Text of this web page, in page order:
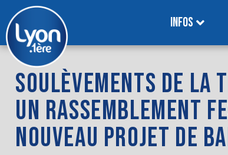
INFOS
SOULÈVEMENTS DE LA
UN RASSEMBLEMENT
NOUVEAU PROJET DE